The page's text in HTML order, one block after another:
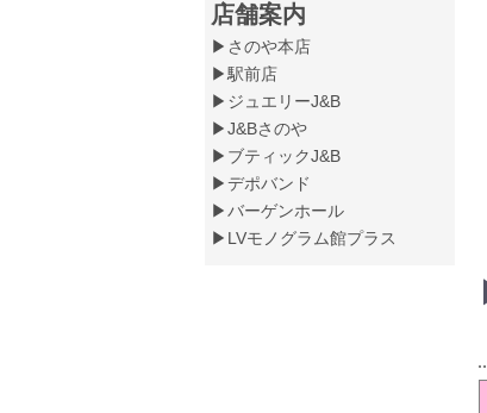
店舗案内
▶さのや本店
▶駅前店
▶ジュエリーJ&B
▶J&Bさのや
▶ブティックJ&B
▶デポバンド
▶バーゲンホール
▶LVモノグラム館プラス